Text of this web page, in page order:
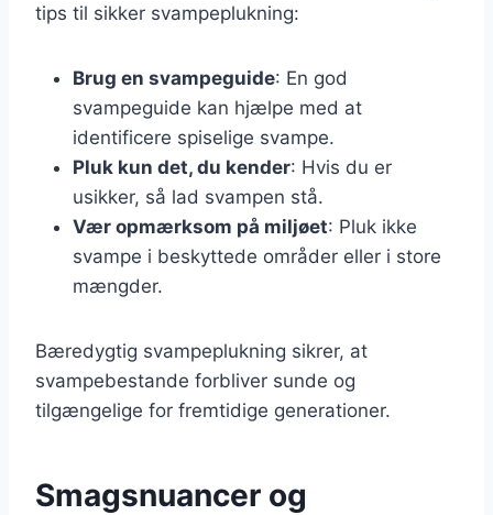
tips til sikker svampeplukning:
Brug en svampeguide: En god
svampeguide kan hjælpe med at
identificere spiselige svampe.
Pluk kun det, du kender: Hvis du er
usikker, så lad svampen stå.
Vær opmærksom på miljøet: Pluk ikke
svampe i beskyttede områder eller i store
mængder.
Bæredygtig svampeplukning sikrer, at
svampebestande forbliver sunde og
tilgængelige for fremtidige generationer.
Smagsnuancer og